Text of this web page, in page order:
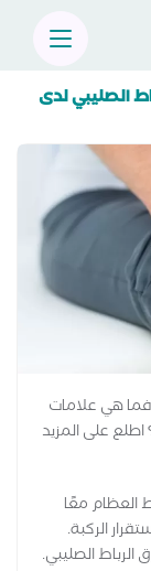
الصليبي لدى
هي علامات
على المزيد
العظام معًا
الركبة.
الصليبي.